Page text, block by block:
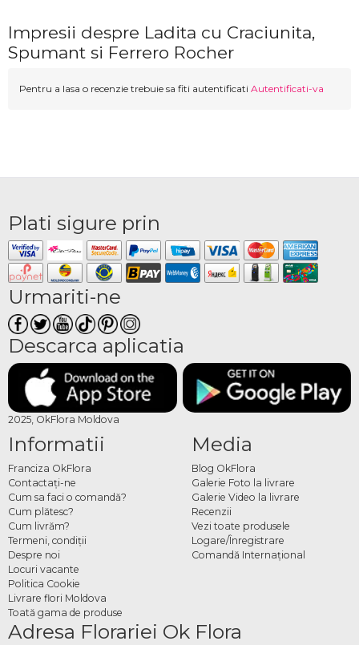
Impresii despre Ladita cu Craciunita,
Spumant si Ferrero Rocher
Pentru a lasa o recenzie trebuie sa fiti autentificati Autentificati-va
Plati sigure prin
Urmariti-ne
Descarca aplicatia
2025, OkFlora Moldova
Informatii
Franciza OkFlora
Contactaţi-ne
Cum sa faci o comandă?
Cum plătesc?
Cum livrăm?
Termeni, condiţii
Despre noi
Locuri vacante
Politica Cookie
Livrare flori Moldova
Toată gama de produse
Media
Blog OkFlora
Galerie Foto la livrare
Galerie Video la livrare
Recenzii
Vezi toate produsele
Logare/Înregistrare
Comandă Internațional
Adresa Florariei Ok Flora